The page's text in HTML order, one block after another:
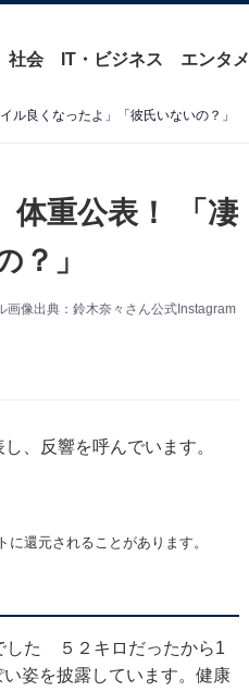
社会 IT・ビジネス エンタメ
ル良くなったよ」「彼氏いないの？」
体重公表！ 「凄
？」
像出典：鈴木奈々さん公式Instagram
、反響を呼んでいます。
還元されることがあります。
した ５２キロだったから1
姿を披露しています。健康